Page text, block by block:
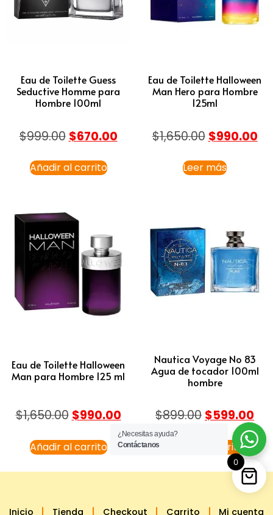
Eau de Toilette Guess
Seductive Homme para
Hombre 100ml
$999.00 $670.00
Añadir al carrito
Eau de Toilette Halloween
Man Hero para Hombre
125ml
$1,650.00 $990.00
Leer más
Eau de Toilette Halloween
Man para Hombre 125 ml
$1,650.00 $990.00
Añadir al carrito
Nautica Voyage No 83
Agua de tocador 100ml
hombre
$899.00 $599.00
Añadir al carrito
Inicio Tienda Checkout Carrito Mi cuenta
¿Necesitas ayuda?
Contáctanos
0